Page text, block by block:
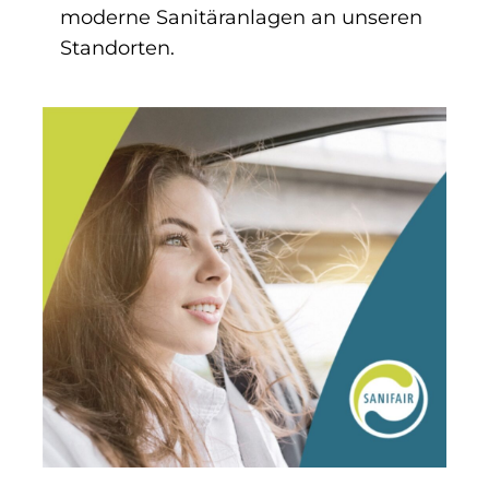
moderne Sanitäranlagen an unseren
Standorten.